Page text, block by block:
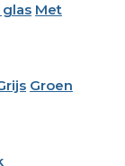
Met
Groen